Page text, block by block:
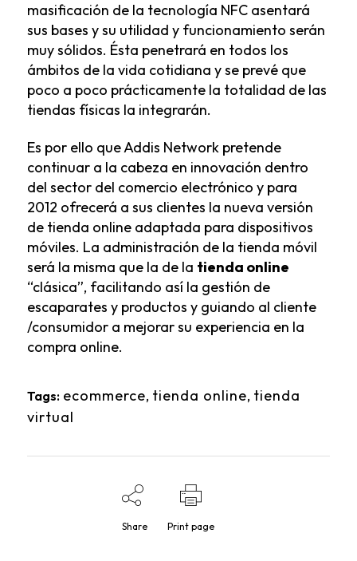
masificación de la tecnología NFC asentará
sus bases y su utilidad y funcionamiento serán
muy sólidos. Ésta penetrará en todos los
ámbitos de la vida cotidiana y se prevé que
poco a poco prácticamente la totalidad de las
tiendas físicas la integrarán.
Es por ello que Addis Network pretende
continuar a la cabeza en innovación dentro
del sector del comercio electrónico y para
2012 ofrecerá a sus clientes la nueva versión
de tienda online adaptada para dispositivos
móviles. La administración de la tienda móvil
será la misma que la de la tienda online
“clásica”, facilitando así la gestión de
escaparates y productos y guiando al cliente
/consumidor a mejorar su experiencia en la
compra online.
Tags: ecommerce, tienda online, tienda
virtual
Share Print page